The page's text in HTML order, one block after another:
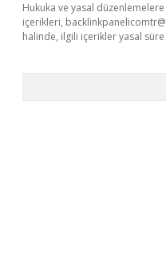
Hukuka ve yasal
içerikleri,
halinde, ilgili içerikler yasal